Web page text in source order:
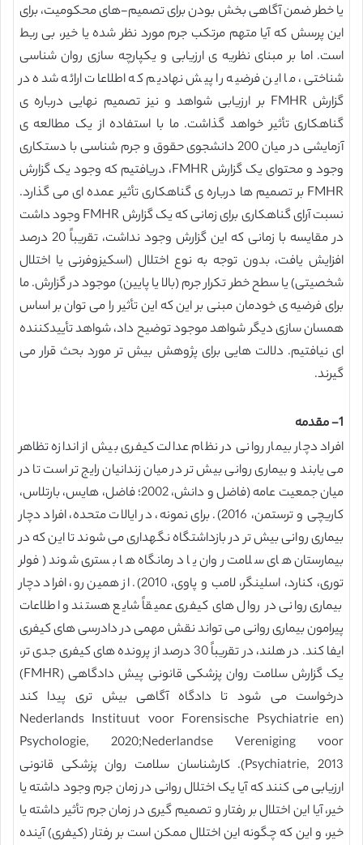
یا خطر ضمن آگاهی بخش بودن برای تصمیم-های محکومیت، برای
این پرسش که آیا متهم مرتکب جرم مورد نظر شده یا خیر، بی ربط
است. اما بر مبنای نظریه ی ارزیابی و یکپارچه سازی روان شناسی
شناختی، ما این فرضیه را پیش نهادیم که اطلاعات ارائه شده در
گزارش FMHR بر ارزیابی شواهد و نیز تصمیم نهایی درباره ی
گناهکاری تأثیر خواهد گذاشت. ما با استفاده از یک مطالعه ی
آزمایشی در میان 200 دانشجوی حقوق و جرم شناسی با دستکاری
وجود و محتوای یک گزارش FMHR، دریافتیم که وجود یک گزارش
FMHR بر تصمیم ها درباره ی گناهکاری تأثیر عمده ای می گذارد.
نسبت آرای گناهکاری برای زمانی که یک گزارش FMHR وجود داشت
در مقایسه با زمانی که این گزارش وجود نداشت، تقریباً 20 درصد
افزایش یافت، بدون توجه به نوع اختلال (اسکیزوفرنی یا اختلال
شخصیتی) یا سطح خطر تکرار جرم (بالا یا پایین) موجود در گزارش. ما
برای فرضیه ی خودمان مبنی بر این که این تأثیر را می توان بر اساس
همسان سازی دیگر شواهد موجود توضیح داد، شواهد تأییدکننده
ای نیافتیم. دلالت هایی برای پژوهش بیش تر مورد بحث قرار می
گیرند.
1- مقدمه
افراد دچار بیمار روانی در نظام عدالت کیفری بیش از اندازه تظاهر
می یابند و بیماری روانی بیش تر در میان زندانیان رایج تر است تا در
میان جمعیت عامه (فاضل و دانش، 2002؛ فاضل، هایس، بارتلاس،
کاریچی و ترستمن، 2016). برای نمونه، در ایالات متحده، افراد دچار
بیماری روانی بیش تر در بازداشتگاه نگهداری می شوند تا این که در
بیمارستان های سلامت روان یا درمانگاه ها بستری شوند (فولر
توری، کنارد، اسلینگر، لامب و پاوی، 2010). از همین رو، افراد دچار
بیماری روانی در روال های کیفری عمیقاً شایع هستند و اطلاعات
پیرامون بیماری روانی می تواند نقش مهمی در دادرسی های کیفری
ایفا کند. در هلند، در تقریباً 30 درصد از پرونده های کیفری جدی تر،
یک گزارش سلامت روان پزشکی قانونی پیش دادگاهی (FMHR)
درخواست می شود تا دادگاه آگاهی بیش تری پیدا کند
(Nederlands Instituut voor Forensische Psychiatrie en
Psychologie, 2020;Nederlandse Vereniging voor
Psychiatrie, 2013). کارشناسان سلامت روان پزشکی قانونی
ارزیابی می کنند که آیا یک اختلال روانی در زمان جرم وجود داشته یا
خیر، آیا این اختلال بر رفتار و تصمیم گیری در زمان جرم تأثیر داشته یا
خیر، و این که چگونه این اختلال ممکن است بر رفتار (کیفری) آینده